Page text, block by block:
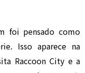
foi pensado como
Isso aparece na
Raccoon City e a